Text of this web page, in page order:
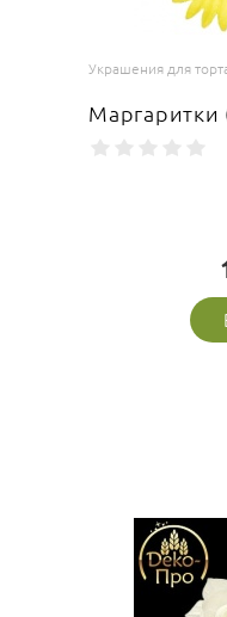
Украшения для
Маргаритки